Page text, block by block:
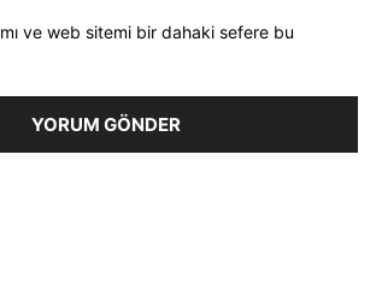
ve web sitemi bir dahaki sefere bu